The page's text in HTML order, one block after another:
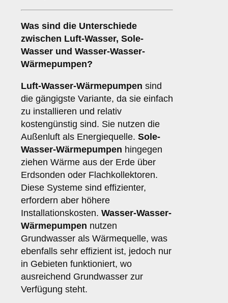
Was sind die Unterschiede
zwischen Luft-Wasser, Sole-
Wasser und Wasser-Wasser-
Wärmepumpen?
Luft-Wasser-Wärmepumpen sind
die gängigste Variante, da sie einfach
zu installieren und relativ
kostengünstig sind. Sie nutzen die
Außenluft als Energiequelle. Sole-
Wasser-Wärmepumpen hingegen
ziehen Wärme aus der Erde über
Erdsonden oder Flachkollektoren.
Diese Systeme sind effizienter,
erfordern aber höhere
Installationskosten. Wasser-Wasser-
Wärmepumpen nutzen
Grundwasser als Wärmequelle, was
ebenfalls sehr effizient ist, jedoch nur
in Gebieten funktioniert, wo
ausreichend Grundwasser zur
Verfügung steht.